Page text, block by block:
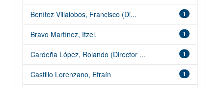
1
Benítez Villalobos, Francisco (Di...
1
Bravo Martínez, Itzel.
1
Cardeña López, Rolando (Director ...
1
Castillo Lorenzano, Efraín